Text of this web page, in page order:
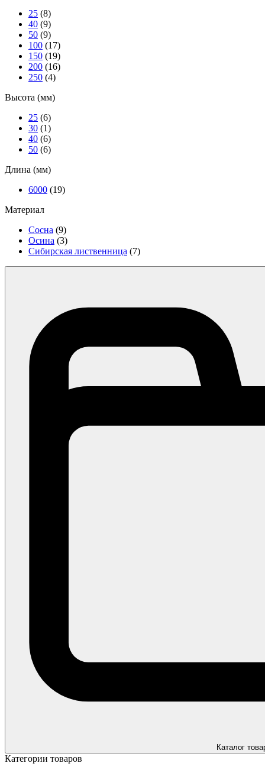
25 (8)
40 (9)
50 (9)
100 (17)
150 (19)
200 (16)
250 (4)
Высота (мм)
25 (6)
30 (1)
40 (6)
50 (6)
Длина (мм)
6000 (19)
Материал
Cосна (9)
Осина (3)
Сибирская лиственница (7)
Каталог
Категории товаров